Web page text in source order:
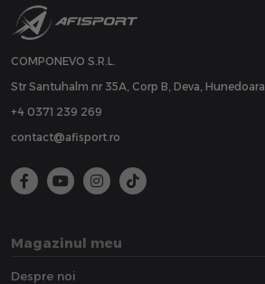
COMPONEVO S.R.L.
Str Santuhalm nr 35A, Corp B, Deva, Hunedoara
+4 0371 239 269
contact@afisport.ro
Magazinul meu
Despre noi